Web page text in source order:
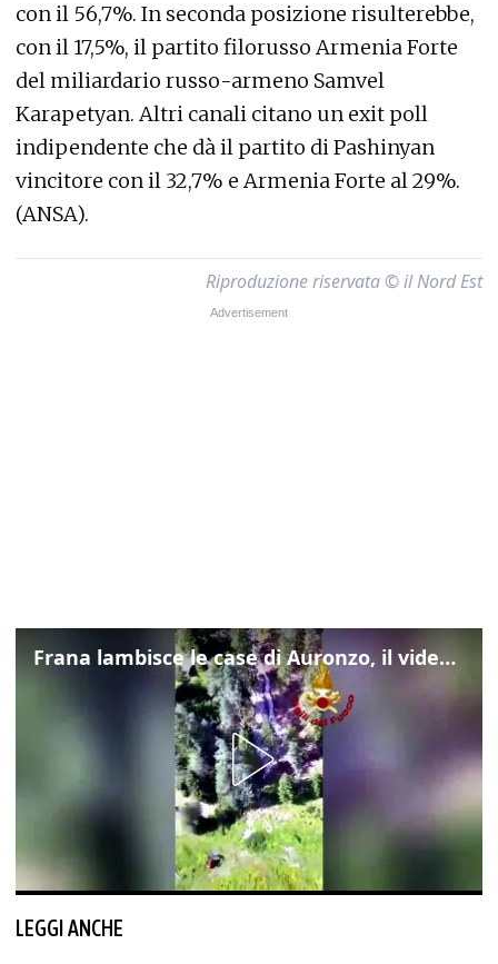
con il 56,7%. In seconda posizione risulterebbe,
con il 17,5%, il partito filorusso Armenia Forte
del miliardario russo-armeno Samvel
Karapetyan. Altri canali citano un exit poll
indipendente che dà il partito di Pashinyan
vincitore con il 32,7% e Armenia Forte al 29%.
(ANSA).
Riproduzione riservata © il Nord Est
Frana lambisce le case di Auronzo, il video dall'elicottero dei vigili del fuoco
LEGGI ANCHE